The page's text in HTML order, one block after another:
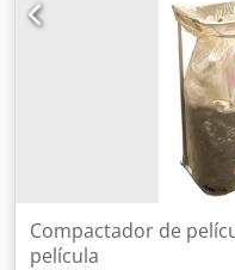
Compactador de
película